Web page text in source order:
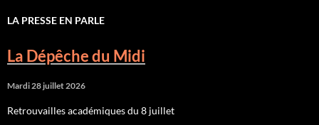
LA PRESSE EN PARLE
La Dépêche du Midi
Mardi 28 juillet 2026
Retrouvailles académiques du 8 juillet